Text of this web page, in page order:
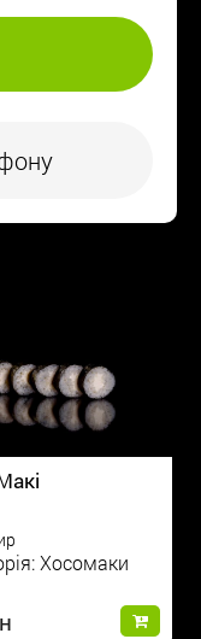
Хосомаки